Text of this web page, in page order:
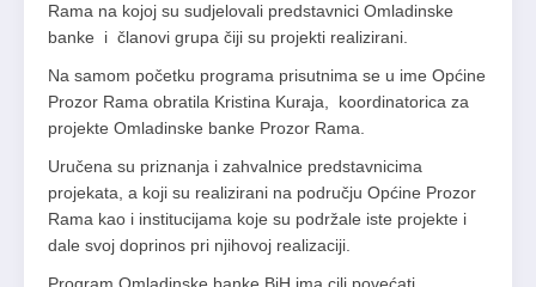
Rama na kojoj su sudjelovali predstavnici Omladinske
banke i članovi grupa čiji su projekti realizirani.
Na samom početku programa prisutnima se u ime Općine
Prozor Rama obratila Kristina Kuraja, koordinatorica za
projekte Omladinske banke Prozor Rama.
Uručena su priznanja i zahvalnice predstavnicima
projekata, a koji su realizirani na području Općine Prozor
Rama kao i institucijama koje su podržale iste projekte i
dale svoj doprinos pri njihovoj realizaciji.